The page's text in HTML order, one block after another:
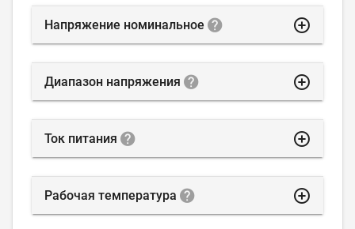
highlight_off
Напряжение номинальное
highlight_off
Диапазон напряжения
highlight_off
Ток питания
highlight_off
Рабочая температура